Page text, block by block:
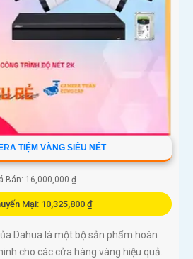
TIỆM VÀNG SIÊU NÉT
Bán: 16,000,000 ₫
Mại: 10,325,800 ₫
Dahua là một bộ sản phẩm hoàn
cho các cửa hàng vàng hiệu quả.